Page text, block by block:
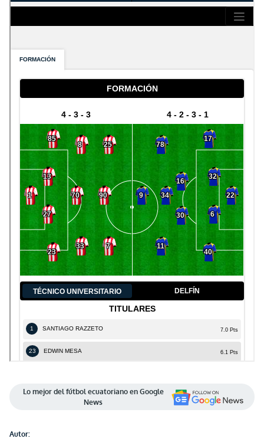
Lo mejor del fútbol ecuatoriano en Google
News
Autor: